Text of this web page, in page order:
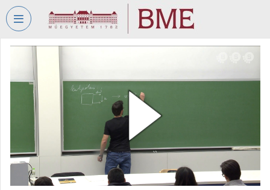
Fejléc kihagyása Menü kihagyása Tartalom kihagyása
BUDAPESTI
MŰSZAKI
GAZDASÁGTUDOMÁNYI
EGYETEM
Intézményi kezdőlap